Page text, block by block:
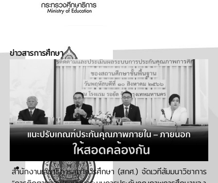
ข่าวสารการศึกษา
สำนักงานเลขาธิการสภาการศึกษา (สกศ.) จัดเวทีสัมมนาวิชาการ